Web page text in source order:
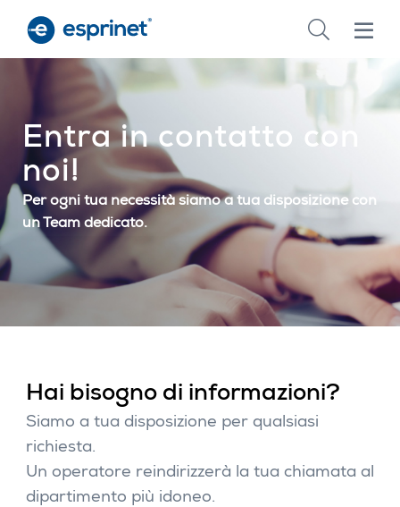
main
Entra in contatto con
noi!
Per ogni tua necessità siamo a tua disposizione con
un Team dedicato.
Hai bisogno di informazioni?
Siamo a tua disposizione per qualsiasi
richiesta.
Un operatore reindirizzerà la tua chiamata al
dipartimento più idoneo.